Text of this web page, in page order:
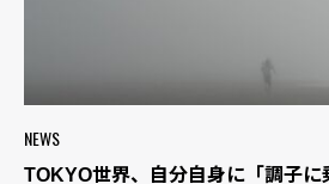
NEWS
TOKYO世界、自分自身に「調子に